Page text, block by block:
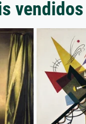
vendidos